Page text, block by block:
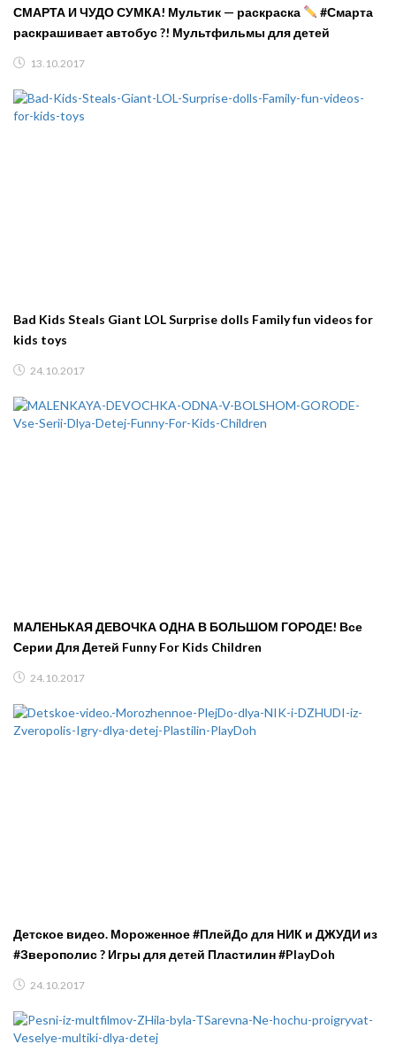
СМАРТА И ЧУДО СУМКА! Мультик — раскраска
#Смарта
раскрашивает автобус ?! Мультфильмы для детей
13.10.2017
Bad Kids Steals Giant LOL Surprise dolls Family fun videos for
kids toys
24.10.2017
МАЛЕНЬКАЯ ДЕВОЧКА ОДНА В БОЛЬШОМ ГОРОДЕ! Все
Серии Для Детей Funny For Kids Children
24.10.2017
Детское видео. Мороженное #ПлейДо для НИК и ДЖУДИ из
#Зверополис ? Игры для детей Пластилин #PlayDoh
24.10.2017